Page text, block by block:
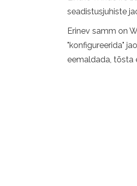
seadistusjuhiste
Erinev samm on
"konfigureerida"
eemaldada, tõsta